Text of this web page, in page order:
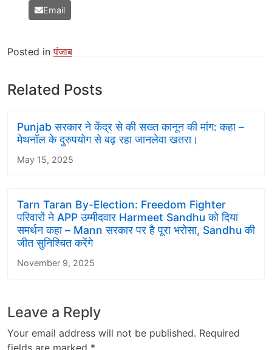
Email
Posted inपंजाब
Related Posts
Punjab सरकार ने केंद्र से की सख्त कानून की मांग: कहा –
मेथनॉल के दुरुपयोग से बढ़ रहा जानलेवा खतरा।
May 15, 2025
Tarn Taran By-Election: Freedom Fighter
परिवारों ने APP उम्मीदवार Harmeet Sandhu को दिया
समर्थन कहा – Mann सरकार पर है पूरा भरोसा, Sandhu की
जीत सुनिश्चित करेंगे
November 9, 2025
Leave a Reply
Your email address will not be published. Required
fields are marked *